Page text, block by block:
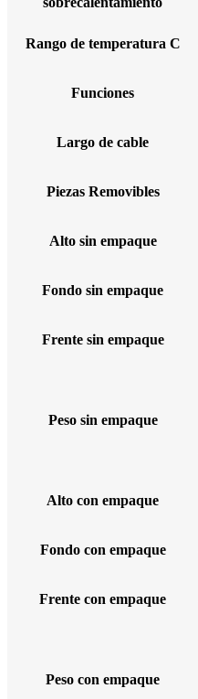
Rango de temperatura C
Funciones
Largo de cable
Piezas Removibles
Alto sin empaque
Fondo sin empaque
Frente sin empaque
Peso sin empaque
Alto con empaque
Fondo con empaque
Frente con empaque
Peso con empaque